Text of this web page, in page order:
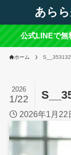
あら
公式LINEで無
ホーム
2026
1/22
2026年1月22